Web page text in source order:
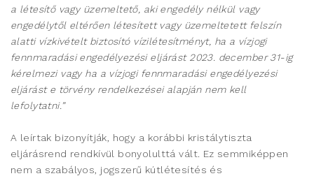
a létesítő vagy üzemeltető, aki engedély nélkül vagy
engedélytől eltérően létesített vagy üzemeltetett felszín
alatti vízkivételt biztosító vízilétesítményt, ha a vízjogi
fennmaradási engedélyezési eljárást 2023. december 31-ig
kérelmezi vagy ha a vízjogi fennmaradási engedélyezési
eljárást e törvény rendelkezései alapján nem kell
lefolytatni.”
A leírtak bizonyítják, hogy a korábbi kristálytiszta
eljárásrend rendkívül bonyolulttá vált. Ez semmiképpen
nem a szabályos, jogszerű kútlétesítés és